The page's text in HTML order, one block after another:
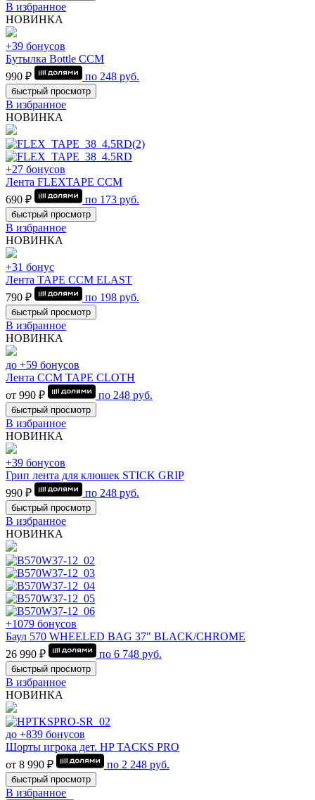
В избранное
НОВИНКА
+39 бонусов
Бутылка Bottle CCM
990 ₽
по 248 руб.
быстрый просмотр
В избранное
НОВИНКА
+27 бонусов
Лента FLEXTAPE CCM
690 ₽
по 173 руб.
быстрый просмотр
В избранное
НОВИНКА
+31 бонус
Лента TAPE CCM ELAST
790 ₽
по 198 руб.
быстрый просмотр
В избранное
НОВИНКА
до +59 бонусов
Лента CCM TAPE CLOTH
от 990 ₽
по 248 руб.
быстрый просмотр
В избранное
НОВИНКА
+39 бонусов
Грип лента для клюшек STICK GRIP
990 ₽
по 248 руб.
быстрый просмотр
В избранное
НОВИНКА
+1079 бонусов
Баул 570 WHEELED BAG 37" BLACK/CHROME
26 990 ₽
по 6 748 руб.
быстрый просмотр
В избранное
НОВИНКА
до +839 бонусов
Шорты игрока дет. HP TACKS PRO
от 8 990 ₽
по 2 248 руб.
быстрый просмотр
В избранное